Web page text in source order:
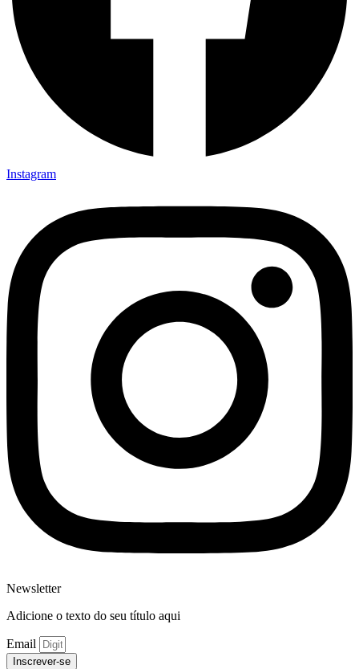
Instagram
Newsletter
Adicione o texto do seu título aqui
Email
Inscrever-se